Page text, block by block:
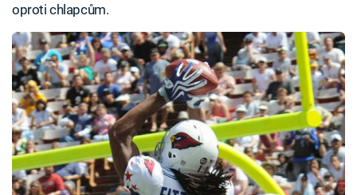
oproti chlapcům.